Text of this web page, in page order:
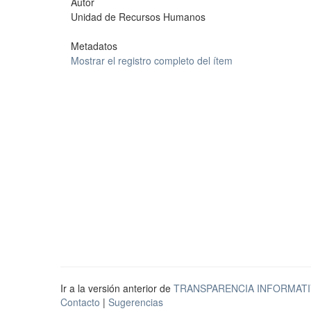
Unidad de Recursos Humanos
Metadatos
Mostrar el registro completo del ítem
Ir a la versión anterior de TRANSPARENCIA
Contacto | Sugerencias